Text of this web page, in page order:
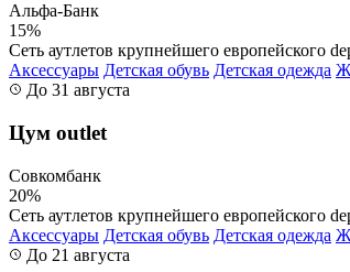
Альфа-Банк
15%
Сеть аутлетов крупнейшего европейского
Аксессуары Детская обувь Детская одежда
До 31 августа
Цум outlet
Совкомбанк
20%
Сеть аутлетов крупнейшего европейского
Аксессуары Детская обувь Детская одежда
До 21 августа